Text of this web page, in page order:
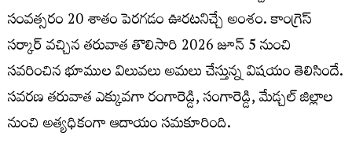
సంవత్సరం 20 శాతం పెరగడం ఊరటనిచ్చే అంశం. కాంగ్రెస్
సర్కార్ వచ్చిన తరువాత తొలిసారి 2026 జూన్ 5 నుంచి
సవరించిన భూముల విలువలు అమలు చేస్తున్న విషయం తెలిసిందే.
సవరణ తరువాత ఎక్కువగా రంగారెడ్డి, సంగారెడ్డి, మేడ్చల్ జిల్లాల
నుంచి అత్యధికంగా ఆదాయం సమకూరింది.